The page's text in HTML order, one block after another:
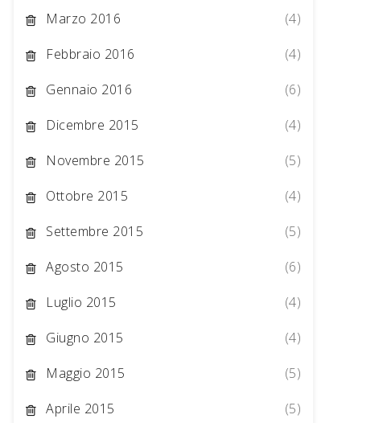
Marzo 2016
(4)
Febbraio 2016
(4)
Gennaio 2016
(6)
Dicembre 2015
(4)
Novembre 2015
(5)
Ottobre 2015
(4)
Settembre 2015
(5)
Agosto 2015
(6)
Luglio 2015
(4)
Giugno 2015
(4)
Maggio 2015
(5)
Aprile 2015
(5)